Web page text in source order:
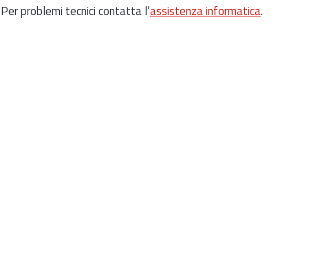
Per problemi tecnici contatta l’assistenza informatica.